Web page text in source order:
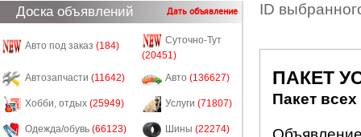
Доска объявлений Дать объявление
Авто под заказ (184)
Суточно-Тут
(20451)
Автозапчасти (11642) Авто (136627)
Хобби, отдых (25949) Услуги (71807)
Одежда/обувь (66123) Шины (22274)
ID
ПАКЕТ
Пакет